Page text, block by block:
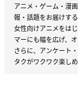
アニメ・ゲーム・漫
報・話題をお届けす
女性向けアニメをは
マーにも幅を広げ、
さらに、アンケート
タクがワクワク楽し